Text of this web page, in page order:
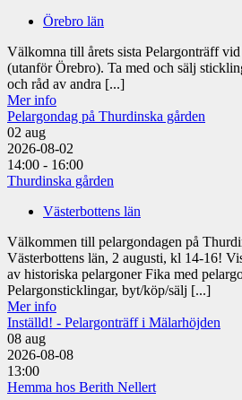
Örebro län
Välkomna till årets sista Pelargonträff
(utanför Örebro). Ta med och sälj
och råd av andra [...]
Mer info
Pelargondag på Thurdinska gården
02 aug
2026-08-02
14:00 - 16:00
Thurdinska gården
Västerbottens län
Välkommen till pelargondagen på
Västerbottens län, 2 augusti, kl 14-16!
av historiska pelargoner Fika med
Pelargonsticklingar, byt/köp/sälj [...]
Mer info
Inställd! - Pelargonträff i Mälarhöjden
08 aug
2026-08-08
13:00
Hemma hos Berith Nellert